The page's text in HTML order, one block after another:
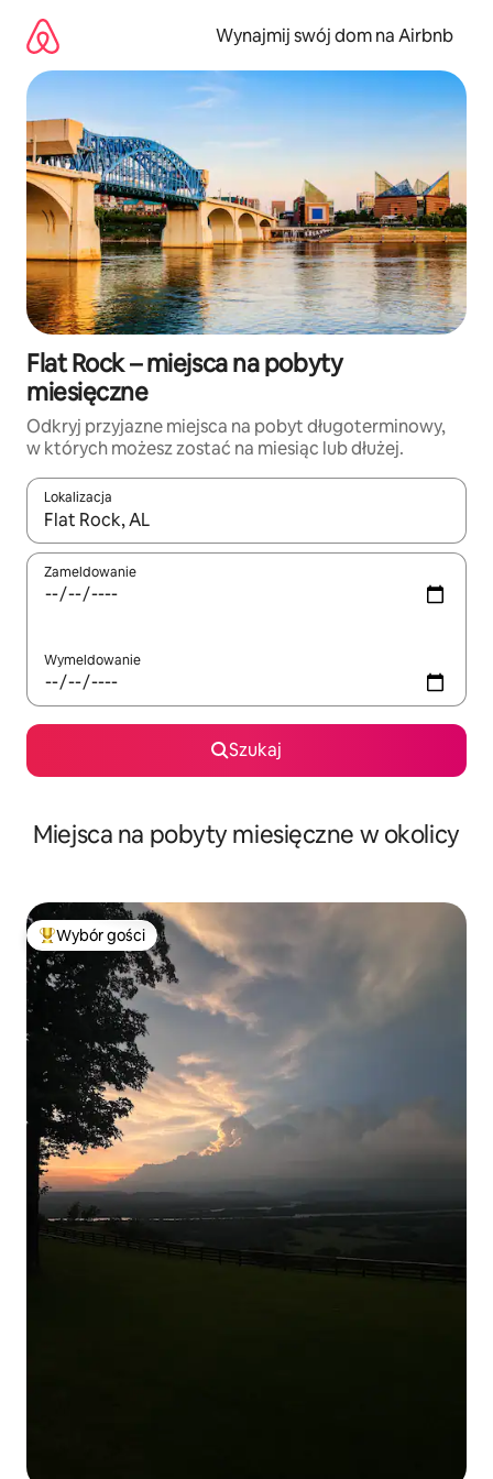
treści
Wynajmij swój dom na Airbnb
Flat Rock – miejsca na pobyty
miesięczne
Odkryj przyjazne miejsca na pobyt długoterminowy,
w których możesz zostać na miesiąc lub dłużej.
Lokalizacja
Gdy wyniki będą dostępne, możesz poruszać się po nich za
Zameldowanie
Wymeldowanie
Szukaj
Miejsca na pobyty miesięczne w okolicy
Najpopularniejsze z kategorii Wybór gości
Wybór gości